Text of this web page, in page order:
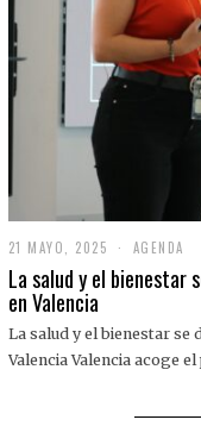
21 MAYO, 2025
1
M
O
,
AGENDA
La salud y el bienestar
en Valencia
La salud y el bienestar se
Valencia Valencia acoge